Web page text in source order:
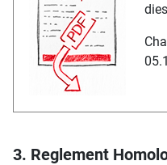
3. Reglement